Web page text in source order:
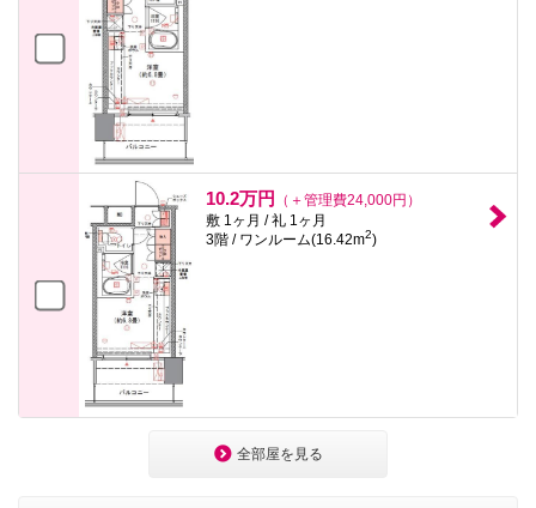
10.2万円
（＋管理費24,000円）
敷 1ヶ月 / 礼 1ヶ月
3階 / ワンルーム(16.42m2)
全部屋を見る